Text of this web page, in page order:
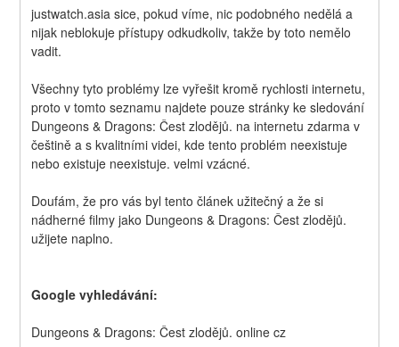
justwatch.asia sice, pokud víme, nic podobného nedělá a
nijak neblokuje přístupy odkudkoliv, takže by toto nemělo
vadit.
Všechny tyto problémy lze vyřešit kromě rychlosti internetu,
proto v tomto seznamu najdete pouze stránky ke sledování
Dungeons & Dragons: Čest zlodějů. na internetu zdarma v
češtině a s kvalitními videi, kde tento problém neexistuje
nebo existuje neexistuje. velmi vzácné.
Doufám, že pro vás byl tento článek užitečný a že si
nádherné filmy jako Dungeons & Dragons: Čest zlodějů.
užijete naplno.
Google vyhledávání:
Dungeons & Dragons: Čest zlodějů. online cz